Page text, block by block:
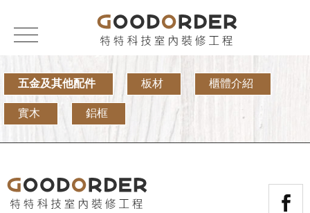
五金及其他配件 板材 櫃體介紹
實木 鋁框